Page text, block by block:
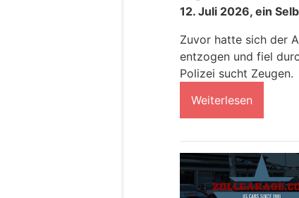
12. Juli 2026, ein
Zuvor hatte sich der
entzogen und fiel
Polizei sucht Zeugen.
Weiterlesen